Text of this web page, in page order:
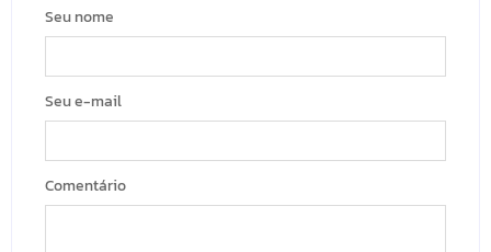
Seu nome
Seu e-mail
Comentário